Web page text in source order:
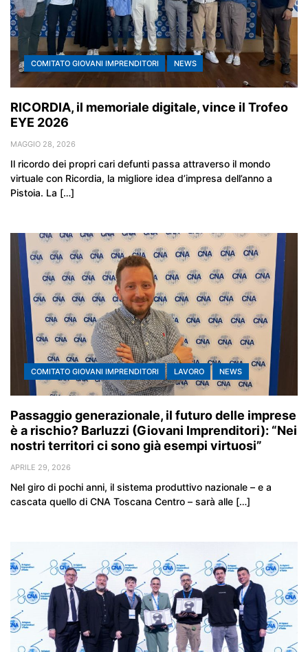
COMITATO GIOVANI IMPRENDITORI NEWS
RICORDIA, il memoriale digitale, vince il Trofeo
EYE 2026
MAGGIO 28, 2026
Il ricordo dei propri cari defunti passa attraverso il mondo
virtuale con Ricordia, la migliore idea d’impresa dell’anno a
Pistoia. La […]
COMITATO GIOVANI IMPRENDITORI LAVORO NEWS
Passaggio generazionale, il futuro delle imprese
è a rischio? Barluzzi (Giovani Imprenditori): “Nei
nostri territori ci sono già esempi virtuosi”
APRILE 29, 2026
Nel giro di pochi anni, il sistema produttivo nazionale – e a
cascata quello di CNA Toscana Centro – sarà alle […]